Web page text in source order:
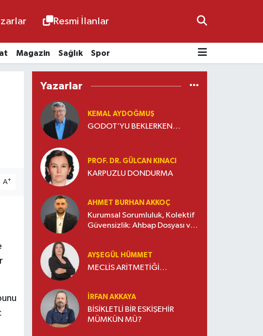
Resmi İlanlar
Magazin Sağlık Spor
A+
Yazarlar
KEMAL AYDOĞMUŞ
GODOT’YU BEKLERKEN…
PROF. DR. GÜLCAN KINACI
KARPUZLU DONDURMA
AHMET BURHAN AKKOÇ
Kurumsal Sorumluluk, Kolektif
Güvensizlik: Ahbap Dosyası ve
AYŞEGÜL HÜMMET
MECLİS ARİTMETİĞİ…
İRFAN AKKAYA
BİSİKLETLİ BİR ESKİŞEHİR
MÜMKÜN MÜ?